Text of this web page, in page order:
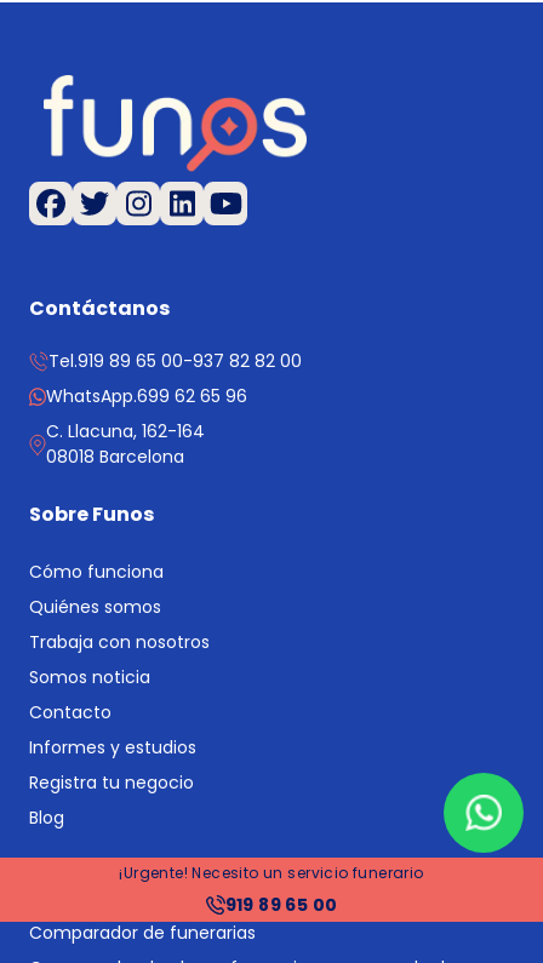
¡Urgente! Necesito un servicio funerario
919 89 65 00
Contáctanos
Tel.919 89 65 00-937 82 82 00
WhatsApp.699 62 65 96
C. Llacuna, 162-164
08018 Barcelona
Sobre Funos
Cómo funciona
Quiénes somos
Trabaja con nosotros
Somos noticia
Contacto
Informes y estudios
Registra tu negocio
Blog
Servicios principales
Comparador de funerarias